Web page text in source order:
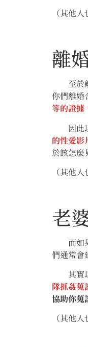
（其他人
離
至於離
你們離婚
等的證據
因此以
的性愛影
於該怎麼
（其他人
老
而如果
們通常會
其實以
隊抓姦蒐
協助你蒐
（其他人